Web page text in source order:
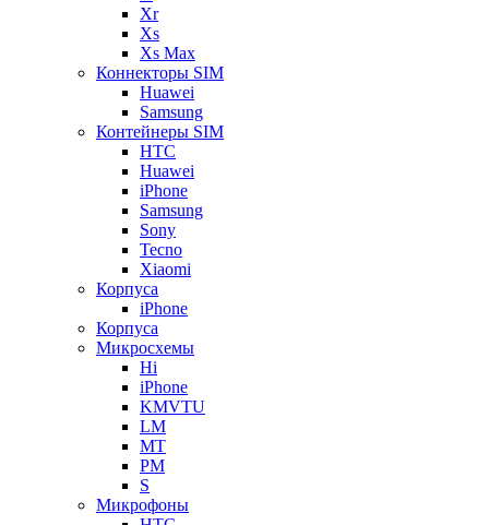
Xr
Xs
Xs Max
Коннекторы SIM
Huawei
Samsung
Контейнеры SIM
HTC
Huawei
iPhone
Samsung
Sony
Tecno
Xiaomi
Корпуса
iPhone
Корпуса
Микросхемы
Hi
iPhone
KMVTU
LM
MT
PM
S
Микрофоны